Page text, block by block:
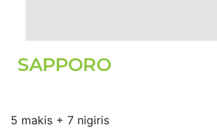
SAPPORO
5 makis + 7 nigiris